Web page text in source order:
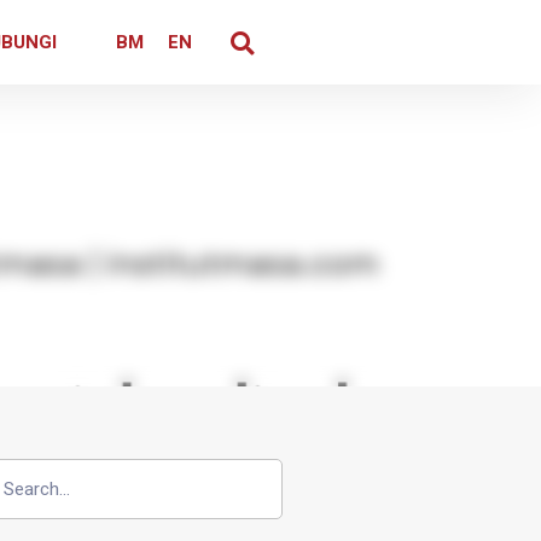
BM EN